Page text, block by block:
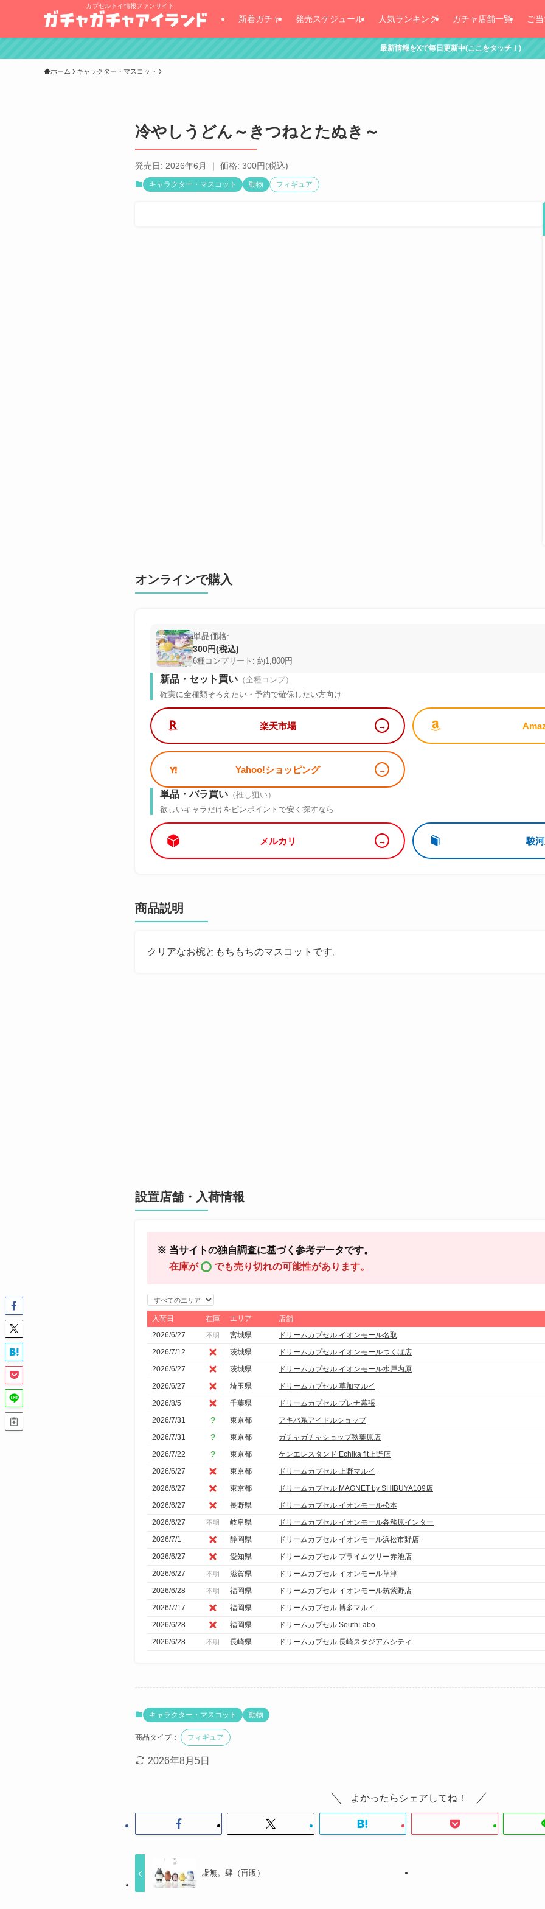
カプセルトイ情報ファンサイト
新着ガチャ 発売スケジュール 人気ランキング ガチャ店舗一覧 ご
最新情報をXで毎日更新中(ここをタッチ！)
ホーム キャラクター・マスコット
冷やしうどん～きつねとたぬき～
発売日: 2026年6月 ｜ 価格: 300円(税込)
キャラクター・マスコット 動物 フィギュア
オンラインで購入
単品価格:
300円(税込)
6種コンプリート: 約1,800円
新品・セット買い （全種コンプ）
確実に全種類そろえたい・予約で確保したい方向け
楽天市場
Yahoo!ショッピング
単品・バラ買い （推し狙い）
欲しいキャラだけをピンポイントで安く探すなら
メルカリ 駿
商品説明
クリアなお椀ともちもちのマスコットです。
設置店舗・入荷情報
※ 当サイトの独自調査に基づく参考データです。
在庫が
でも売り切れの可能性があります。
エ
リ
ア
り
込
み
入荷日 在庫 エリア
店舗
2026/6/27
不明 宮城県
ドリームカプセル イオンモール名取
2026/7/12
茨城県
ドリームカプセル イオンモールつくば店
2026/6/27
茨城県
ドリームカプセル イオンモール水戸内原
2026/6/27
埼玉県
ドリームカプセル 草加マルイ
2026/8/5
千葉県
ドリームカプセル プレナ幕張
2026/7/31
東京都
アキバ系アイドルショップ
2026/7/31
東京都
ガチャガチャショップ秋葉原店
2026/7/22
東京都
ケンエレスタンド Echika fit上野店
2026/6/27
東京都
ドリームカプセル 上野マルイ
2026/6/27
東京都
ドリームカプセル MAGNET by SHIBUYA109店
2026/6/27
長野県
ドリームカプセル イオンモール松本
2026/6/27
不明 岐阜県
ドリームカプセル イオンモール各務原インター
2026/7/1
静岡県
ドリームカプセル イオンモール浜松市野店
2026/6/27
愛知県
ドリームカプセル プライムツリー赤池店
2026/6/27
不明 滋賀県
ドリームカプセル イオンモール草津
2026/6/28
不明 福岡県
ドリームカプセル イオンモール筑紫野店
2026/7/17
福岡県
ドリームカプセル 博多マルイ
2026/6/28
福岡県
ドリームカプセル SouthLabo
2026/6/28
不明 長崎県 ドリームカプセル 長崎スタジアムシティ
キャラクター・マスコット 動物
商品タイプ： フィギュア
2026年8月5日
よかったらシェアしてね！
虚無。肆（再販）